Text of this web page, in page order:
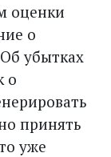
оценки
о
убытках
о
принять
уже